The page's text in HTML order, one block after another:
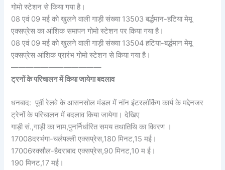
गोमो स्टेशन से किया गया है।
08 एवं 09 मई को खुलने वाली गाड़ी संख्या 13503 बर्द्धमान-हटिया मेमू
एक्सप्रेस का आंशिक समापन गोमो स्टेशन पर किया गया है।
08 एवं 09 मई को खुलने वाली गाड़ी संख्या 13504 हटिया-बर्द्धमान मेमू
एक्सप्रेस आंशिक प्रारंभ गोमो स्टेशन से किया गया है।
————————————
ट्रनों के परिचालन में किया जायेगा बदलाव
धनबाद: पूर्वी रेलवे के आसनसोल मंडल में नॉन इंटरलॉकिंग कार्य के मद्देनजर
ट्रेनों के परिचालन में बदलाव किया जायेगा। देखिए
गाड़ी सं.,गाड़ी का नाम,पुनर्निर्धारित समय तथातिथि का विवरण ।
17008दरभंगा-चर्लपल्ली एक्सप्रेस,180 मिनट,15 मई।
17006रक्सौल-हैदराबाद एक्सप्रेस,90 मिनट,10 म ई।
190 मिनट,17 मई।